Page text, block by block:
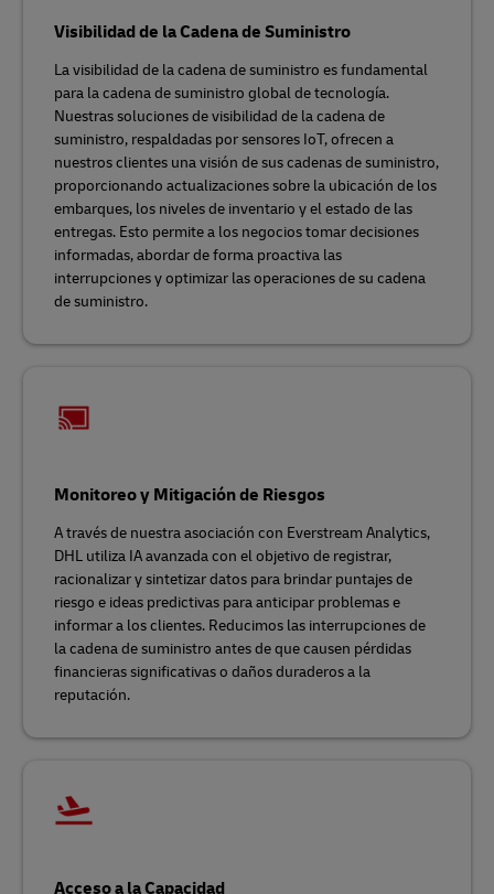
Visibilidad de la Cadena de Suministro
La visibilidad de la cadena de suministro es fundamental
para la cadena de suministro global de tecnología.
Nuestras soluciones de visibilidad de la cadena de
suministro, respaldadas por sensores IoT, ofrecen a
nuestros clientes una visión de sus cadenas de suministro,
proporcionando actualizaciones sobre la ubicación de los
embarques, los niveles de inventario y el estado de las
entregas. Esto permite a los negocios tomar decisiones
informadas, abordar de forma proactiva las
interrupciones y optimizar las operaciones de su cadena
de suministro.
Monitoreo y Mitigación de Riesgos
A través de nuestra asociación con Everstream Analytics,
DHL utiliza IA avanzada con el objetivo de registrar,
racionalizar y sintetizar datos para brindar puntajes de
riesgo e ideas predictivas para anticipar problemas e
informar a los clientes. Reducimos las interrupciones de
la cadena de suministro antes de que causen pérdidas
financieras significativas o daños duraderos a la
reputación.
Acceso a la Capacidad